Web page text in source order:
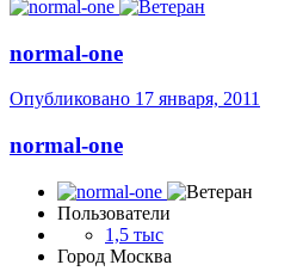
normal-one
Опубликовано 17 января, 2011
normal-one
Пользователи
1,5 тыс
Город Москва